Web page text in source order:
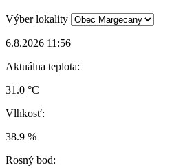
Výber lokality
6.8.2026 11:56
Aktuálna teplota:
31.0 °C
Vlhkosť:
38.9 %
Rosný bod: